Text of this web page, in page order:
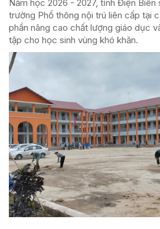
Năm học 2026 - 2027, tỉnh Điện
trường Phổ thông nội trú liên cấp tại
phần nâng cao chất lượng giáo dục
tập cho học sinh vùng khó khăn.